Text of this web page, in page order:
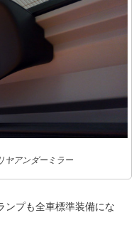
ヤアンダーミラー
ンプも全車標準装備にな